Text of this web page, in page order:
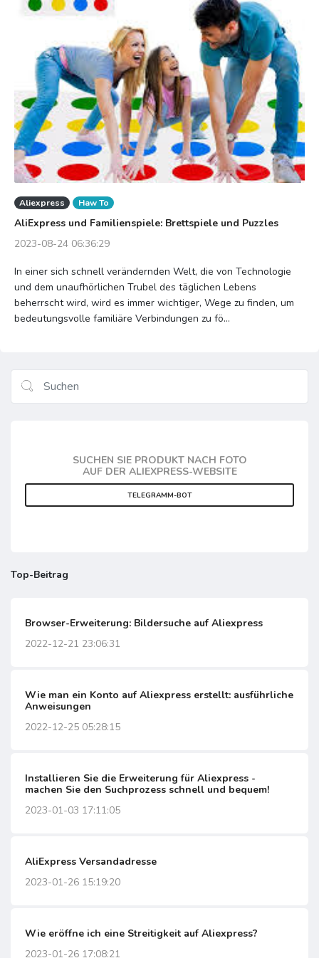
Aliexpress Haw To
AliExpress und Familienspiele: Brettspiele und Puzzles
2023-08-24 06:36:29
In einer sich schnell verändernden Welt, die von Technologie
und dem unaufhörlichen Trubel des täglichen Lebens
beherrscht wird, wird es immer wichtiger, Wege zu finden, um
bedeutungsvolle familiäre Verbindungen zu fö...
SUCHEN SIE PRODUKT NACH FOTO
AUF DER ALIEXPRESS-WEBSITE
TELEGRAMM-BOT
Top-Beitrag
Browser-Erweiterung: Bildersuche auf Aliexpress
2022-12-21 23:06:31
Wie man ein Konto auf Aliexpress erstellt: ausführliche
Anweisungen
2022-12-25 05:28:15
Installieren Sie die Erweiterung für Aliexpress -
machen Sie den Suchprozess schnell und bequem!
2023-01-03 17:11:05
AliExpress Versandadresse
2023-01-26 15:19:20
Wie eröffne ich eine Streitigkeit auf Aliexpress?
2023-01-26 17:08:21